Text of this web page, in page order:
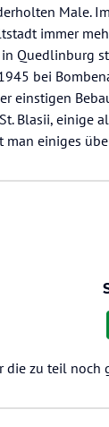
Male.
immer
Quedlinburg
bei
einstigen
Blasii, einige
einiges
die zu teil noch